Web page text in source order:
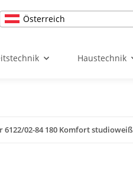
Österreich
Haustechnik
6122/02-84 180 Komfort studioweiß